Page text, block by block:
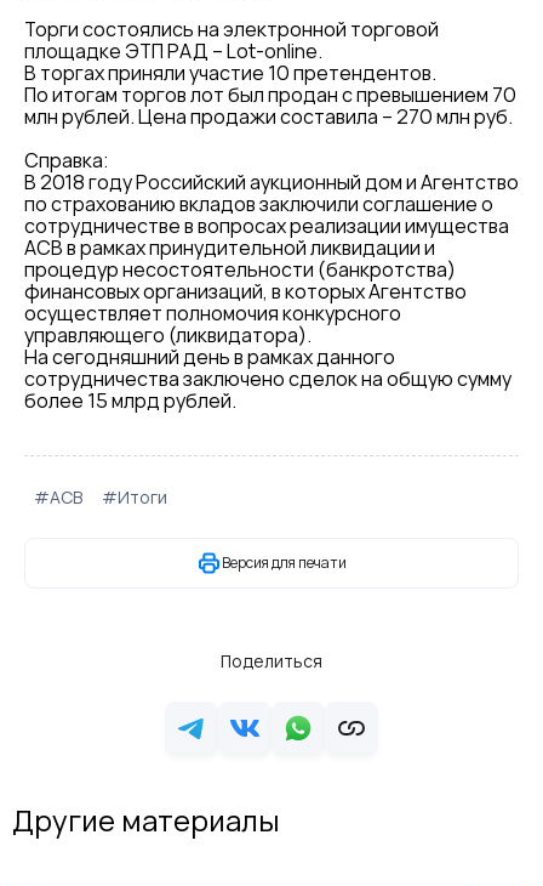
Торги состоялись на электронной торговой
площадке ЭТП РАД – Lot-online.
В торгах приняли участие 10 претендентов.
По итогам торгов лот был продан с превышением 70
млн рублей. Цена продажи составила – 270 млн руб.
Справка:
В 2018 году Российский аукционный дом и Агентство
по страхованию вкладов заключили соглашение о
сотрудничестве в вопросах реализации имущества
АСВ в рамках принудительной ликвидации и
процедур несостоятельности (банкротства)
финансовых организаций, в которых Агентство
осуществляет полномочия конкурсного
управляющего (ликвидатора).
На сегодняшний день в рамках данного
сотрудничества заключено сделок на общую сумму
более 15 млрд рублей.
#АСВ #Итоги
Версия для печати
Поделиться
Другие материалы